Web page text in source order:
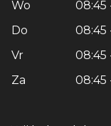
Wo
08:45
Do
08:45
Vr
08:45
Za
08:45